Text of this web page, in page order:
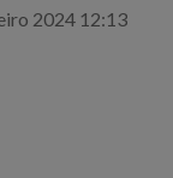
2024 12:13